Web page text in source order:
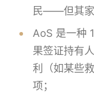
民——但其家
AoS 是一种
果签证持有
利（如某些
项；